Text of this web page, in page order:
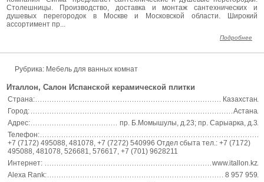
Столешницы. Производство, доставка и монтаж сантехнических и
душевых перегородок в Москве и Московской области. Широкий
ассортимент пр...
Подробнее
Рубрика: Мебель для ванных комнат
Италлон, Салон Испанской керамической плитки
Страна:
Казахстан
Город:
Астана
Адрес:
пр. Б.Момышулы, д.23; пр. Сарыарка, д.3
Телефон:
+7 (7172) 495088, 481078, +7 (7272) 540996 Отдел сбыта тел.: +7 (7172)
495088, 481078, 526681, 576617, +7 (701) 9628211
Интернет:
www.itallon.kz
Alexa Rank:
8 957 959